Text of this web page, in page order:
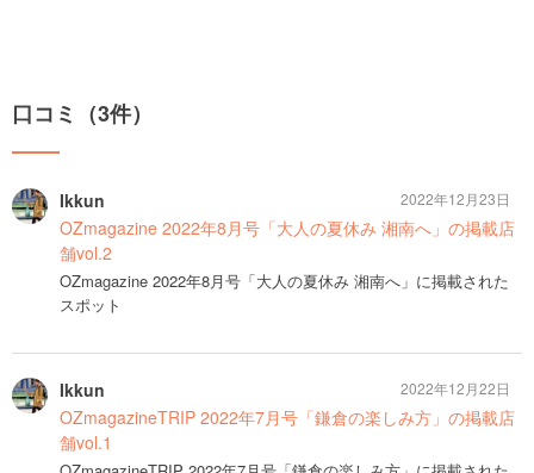
口コミ（3件）
Ikkun
OZmagazine 2022年8月号「大人の夏休み 湘南へ」の掲載店
舗vol.2
OZmagazine 2022年8月号「大人の夏休み 湘南へ」に掲載された
スポット
2022年12月23日
Ikkun
OZmagazineTRIP 2022年7月号「鎌倉の楽しみ方」の掲載店
舗vol.1
2022年12月22日